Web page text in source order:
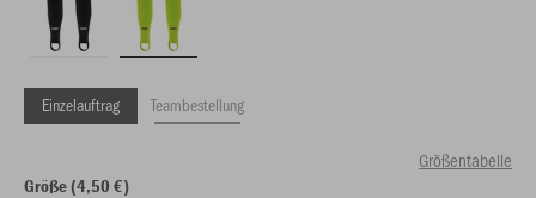
Einzelauftrag Teambestellung
Größentabelle
Größe (4,50 €)